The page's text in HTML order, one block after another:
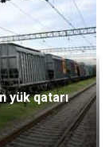
yük qatarı